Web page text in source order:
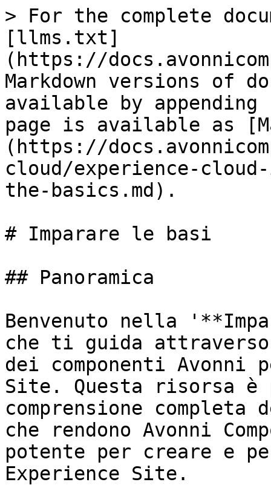
> For the complete
[llms.txt]
(https://
Markdown versions of
available by
page is available as
(https://
cloud/experience-
the-basics.md).
# Imparare le basi
## Panoramica
Benvenuto nella
che ti guida
dei componenti Avonni
Site. Questa risorsa
comprensione
che rendono Avonni
potente per creare e
Experience Site.